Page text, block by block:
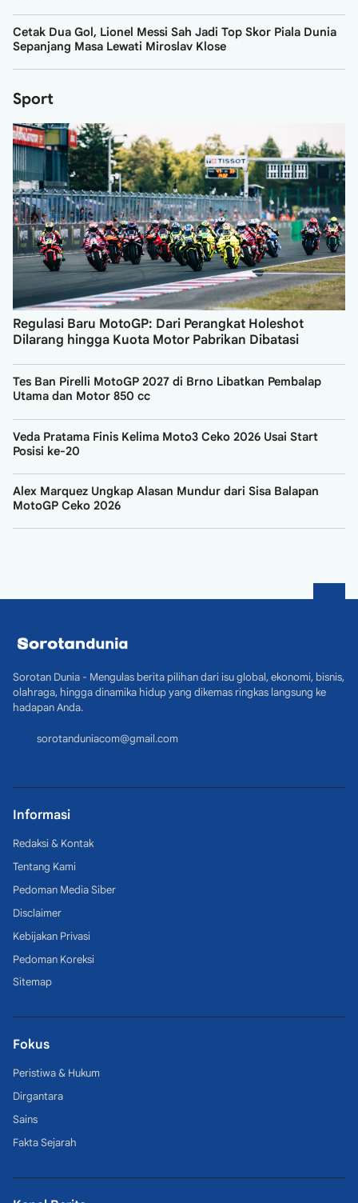
Cetak Dua Gol, Lionel Messi Sah Jadi Top Skor Piala Dunia
Sepanjang Masa Lewati Miroslav Klose
Sport
Regulasi Baru MotoGP: Dari Perangkat Holeshot
Dilarang hingga Kuota Motor Pabrikan Dibatasi
Tes Ban Pirelli MotoGP 2027 di Brno Libatkan Pembalap
Utama dan Motor 850 cc
Veda Pratama Finis Kelima Moto3 Ceko 2026 Usai Start
Posisi ke-20
Alex Marquez Ungkap Alasan Mundur dari Sisa Balapan
MotoGP Ceko 2026
Sorotan Dunia - Mengulas berita pilihan dari isu global, ekonomi, bisnis,
olahraga, hingga dinamika hidup yang dikemas ringkas langsung ke
hadapan Anda.
sorotanduniacom@gmail.com
Informasi
Redaksi & Kontak
Tentang Kami
Pedoman Media Siber
Disclaimer
Kebijakan Privasi
Pedoman Koreksi
Sitemap
Fokus
Peristiwa & Hukum
Dirgantara
Sains
Fakta Sejarah